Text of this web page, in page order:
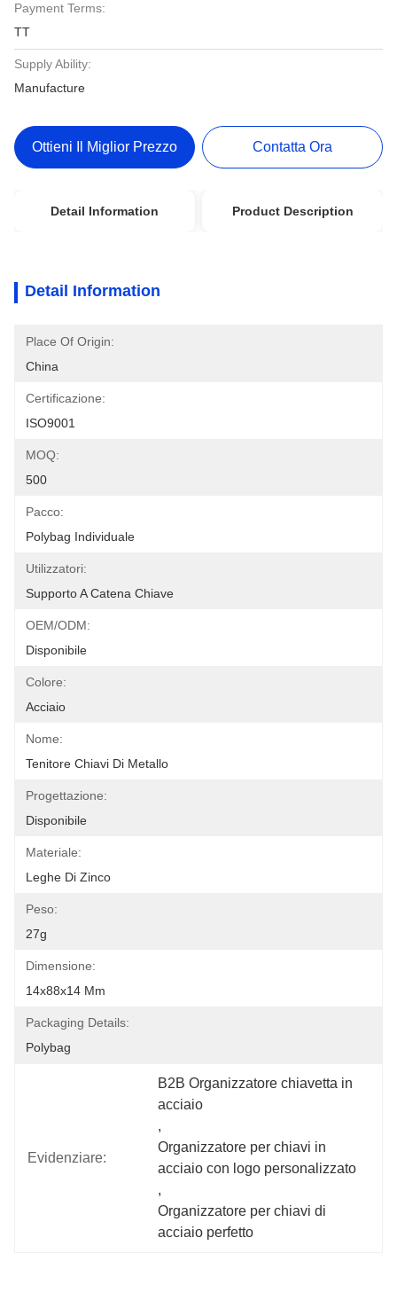
Payment Terms:
TT
Supply Ability:
Manufacture
Ottieni Il Miglior Prezzo Contatta Ora
Detail Information Product Description
Detail Information
Place Of Origin:
China
Certificazione:
ISO9001
MOQ:
500
Pacco:
Polybag Individuale
Utilizzatori:
Supporto A Catena Chiave
OEM/ODM:
Disponibile
Colore:
Acciaio
Nome:
Tenitore Chiavi Di Metallo
Progettazione:
Disponibile
Materiale:
Leghe Di Zinco
Peso:
27g
Dimensione:
14x88x14 Mm
Packaging Details:
Polybag
Evidenziare:
B2B Organizzatore chiavetta in
acciaio
,
Organizzatore per chiavi in
acciaio con logo personalizzato
,
Organizzatore per chiavi di
acciaio perfetto